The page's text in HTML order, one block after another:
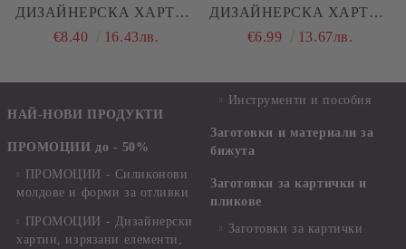
ДИЗАЙНЕРСКА ХАРТИЯ
- THE MAGIC OF
€8.40 16.43лв.
ДИЗАЙНЕРСКА ХАРТИЯ
- THE MAGIC OF
€6.99 13.67лв.
НАЙ-НОВИ ПРОДУКТИ
ПРОМОЦИИ до - 50%
ПРОМОЦИИ - Силиконови
молдове и форми за отливки
ПРОМОЦИИ - Дизайнерски
хартии, изрязани елементи,
Инструменти и пособия
Заготовки и материали за
бижута
Заготовки за картички и
пликове
Заготовки за картички